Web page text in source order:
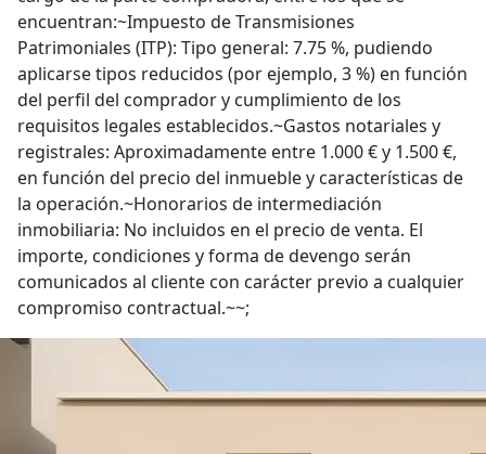
encuentran:~Impuesto de Transmisiones
Patrimoniales (ITP): Tipo general: 7.75 %, pudiendo
aplicarse tipos reducidos (por ejemplo, 3 %) en función
del perfil del comprador y cumplimiento de los
requisitos legales establecidos.~Gastos notariales y
registrales: Aproximadamente entre 1.000 € y 1.500 €,
en función del precio del inmueble y características de
la operación.~Honorarios de intermediación
inmobiliaria: No incluidos en el precio de venta. El
importe, condiciones y forma de devengo serán
comunicados al cliente con carácter previo a cualquier
compromiso contractual.~~;